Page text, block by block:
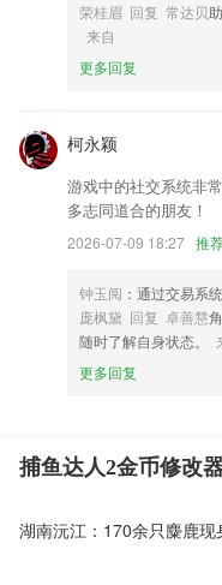
荣桂眉 回复 常达贝
来自
更多回复
柯永颖
游戏中的社交系统非
多志同道合的朋友！
2026-07-09 18:27 推
钟玉阅 ：通过交易系
庞枫黛 回复 卓善慧
随时了解自身状态。
更多回复
捕鱼达人2金币修改